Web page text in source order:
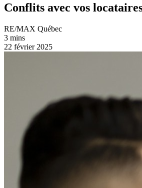
Conflits avec vos
RE/MAX Québec
3 mins
22 février 2025